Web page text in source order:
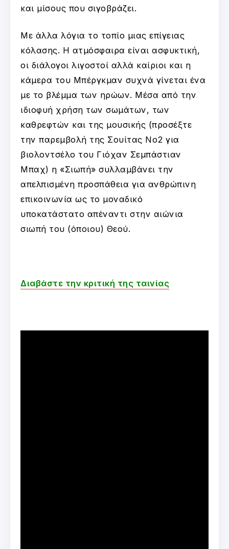
και μίσους που σιγοβράζει.
Με άλλα λόγια το τοπίο μιας επίγειας
κόλασης. Η ατμόσφαιρα είναι ασφυκτική,
οι διάλογοι λιγοστοί αλλά καίριοι και η
κάμερα του Μπέργκμαν συχνά γίνεται ένα
με το βλέμμα των ηρώων. Μέσα από την
ιδιοφυή χρήση των σωμάτων, των
καθρεφτών και της μουσικής (προσέξτε
την παρεμβολή της Σουίτας Νο2 για
βιολοντσέλο του Γιόχαν Σεμπάστιαν
Μπαχ) η «Σιωπή» συλλαμβάνει την
απελπισμένη προσπάθεια για ανθρώπινη
επικοινωνία ως το μοναδικό
υποκατάστατο απέναντι στην αιώνια
σιωπή του (όποιου) Θεού.
Διαβάστε την κριτική της ταινίας